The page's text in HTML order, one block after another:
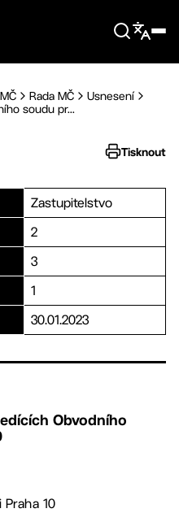
Rada MČ
Usnesení
soudu pr...
Tisknout
Zastupitelstvo
2
3
1
30.01.2023
Obvodního
10